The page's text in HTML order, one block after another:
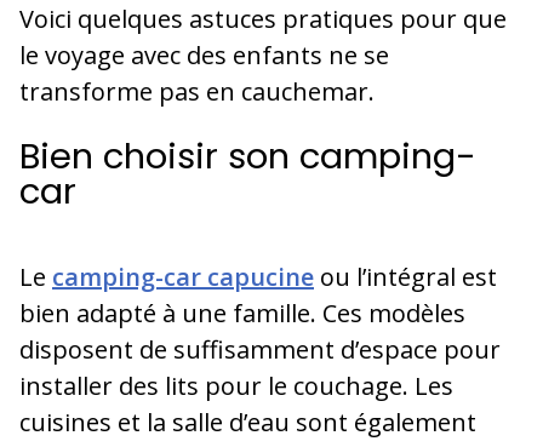
Voici quelques astuces pratiques pour que
le voyage avec des enfants ne se
transforme pas en cauchemar.
Bien choisir son camping-
car
Le camping-car capucine ou l’intégral est
bien adapté à une famille. Ces modèles
disposent de suffisamment d’espace pour
installer des lits pour le couchage. Les
cuisines et la salle d’eau sont également